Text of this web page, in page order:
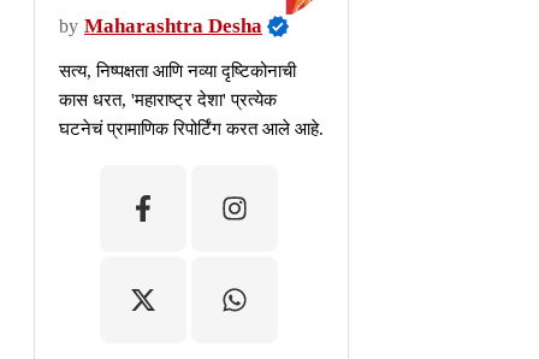
by Maharashtra Desha
सत्य, निष्पक्षता आणि नव्या दृष्टिकोनाची
कास धरत, 'महाराष्ट्र देशा' प्रत्येक
घटनेचं प्रामाणिक रिपोर्टिंग करत आले आहे.